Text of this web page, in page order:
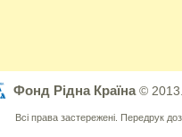
Фонд Рідна Країна©
Всі права застережені. Передрук